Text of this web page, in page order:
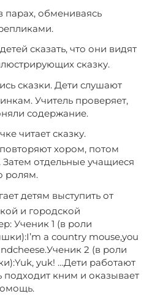
парах, обмениваясь
сказать, что они видят
сказку.
сказки. Дети слушают
Учитель проверяет,
содержание.
читает сказку.
хором, потом
отдельные учащиеся
ролям.
детям выступить от
и городской
Ученик 1 (в роли
a country mouse,you
2 (в роли
yuk! …Дети работают
подходит кним и оказывает